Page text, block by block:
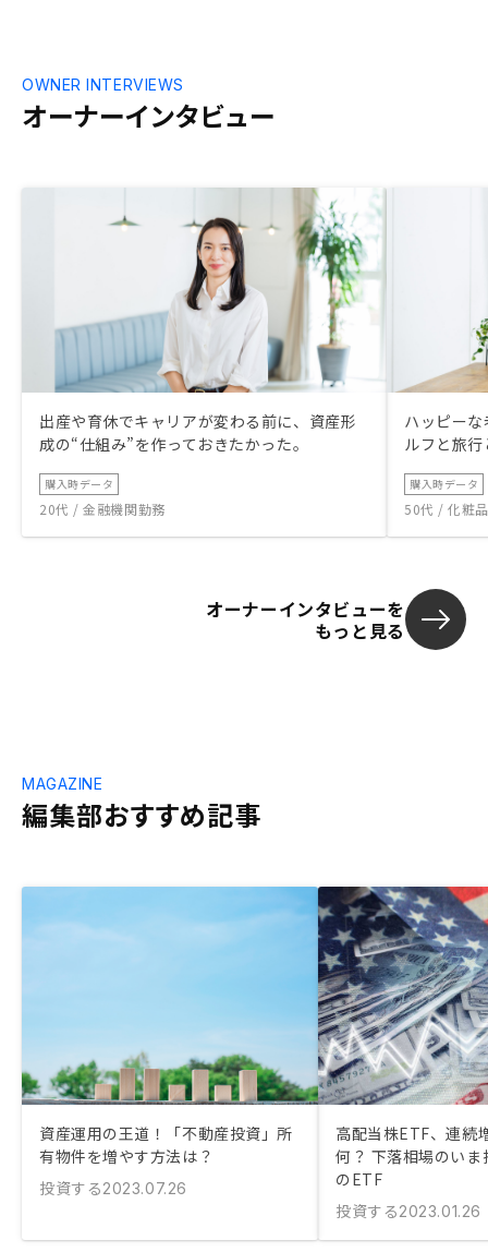
オーナーインタビュー
OWNER INTERVIEWS
出産や育休でキャリアが変わる前に、資産形
成の“仕組み”を作っておきたかった。
購入時データ
20代 / 金融機関勤務
ハッピー
ルフと旅
購入時データ
50代 / 化粧
オーナーインタビューを
もっと見る
編集部おすすめ記事
MAGAZINE
資産運用の王道！「不動産投資」所
有物件を増やす方法は？
投資する2023.07.26
高配当株ETF、連続
何？ 下落相場のい
のETF
投資する2023.01.26